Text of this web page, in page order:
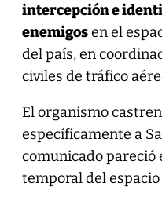
intercepción e
enemigosen el
del país, en
civiles de tráfico
El organismo
específicamente a
comunicado pareció
temporal del